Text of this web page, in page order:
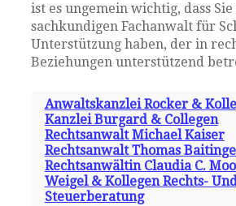
ist es ungemein wichtig, dass
sachkundigen Fachanwalt für
Unterstützung haben, der in
Beziehungen unterstützend
Anwaltskanzlei Rocker &
Kanzlei Burgard & Collegen
Rechtsanwalt Michael Kaiser
Rechtsanwalt Thomas
Rechtsanwältin Claudia C.
Weigel & Kollegen Rechts-
Steuerberatung